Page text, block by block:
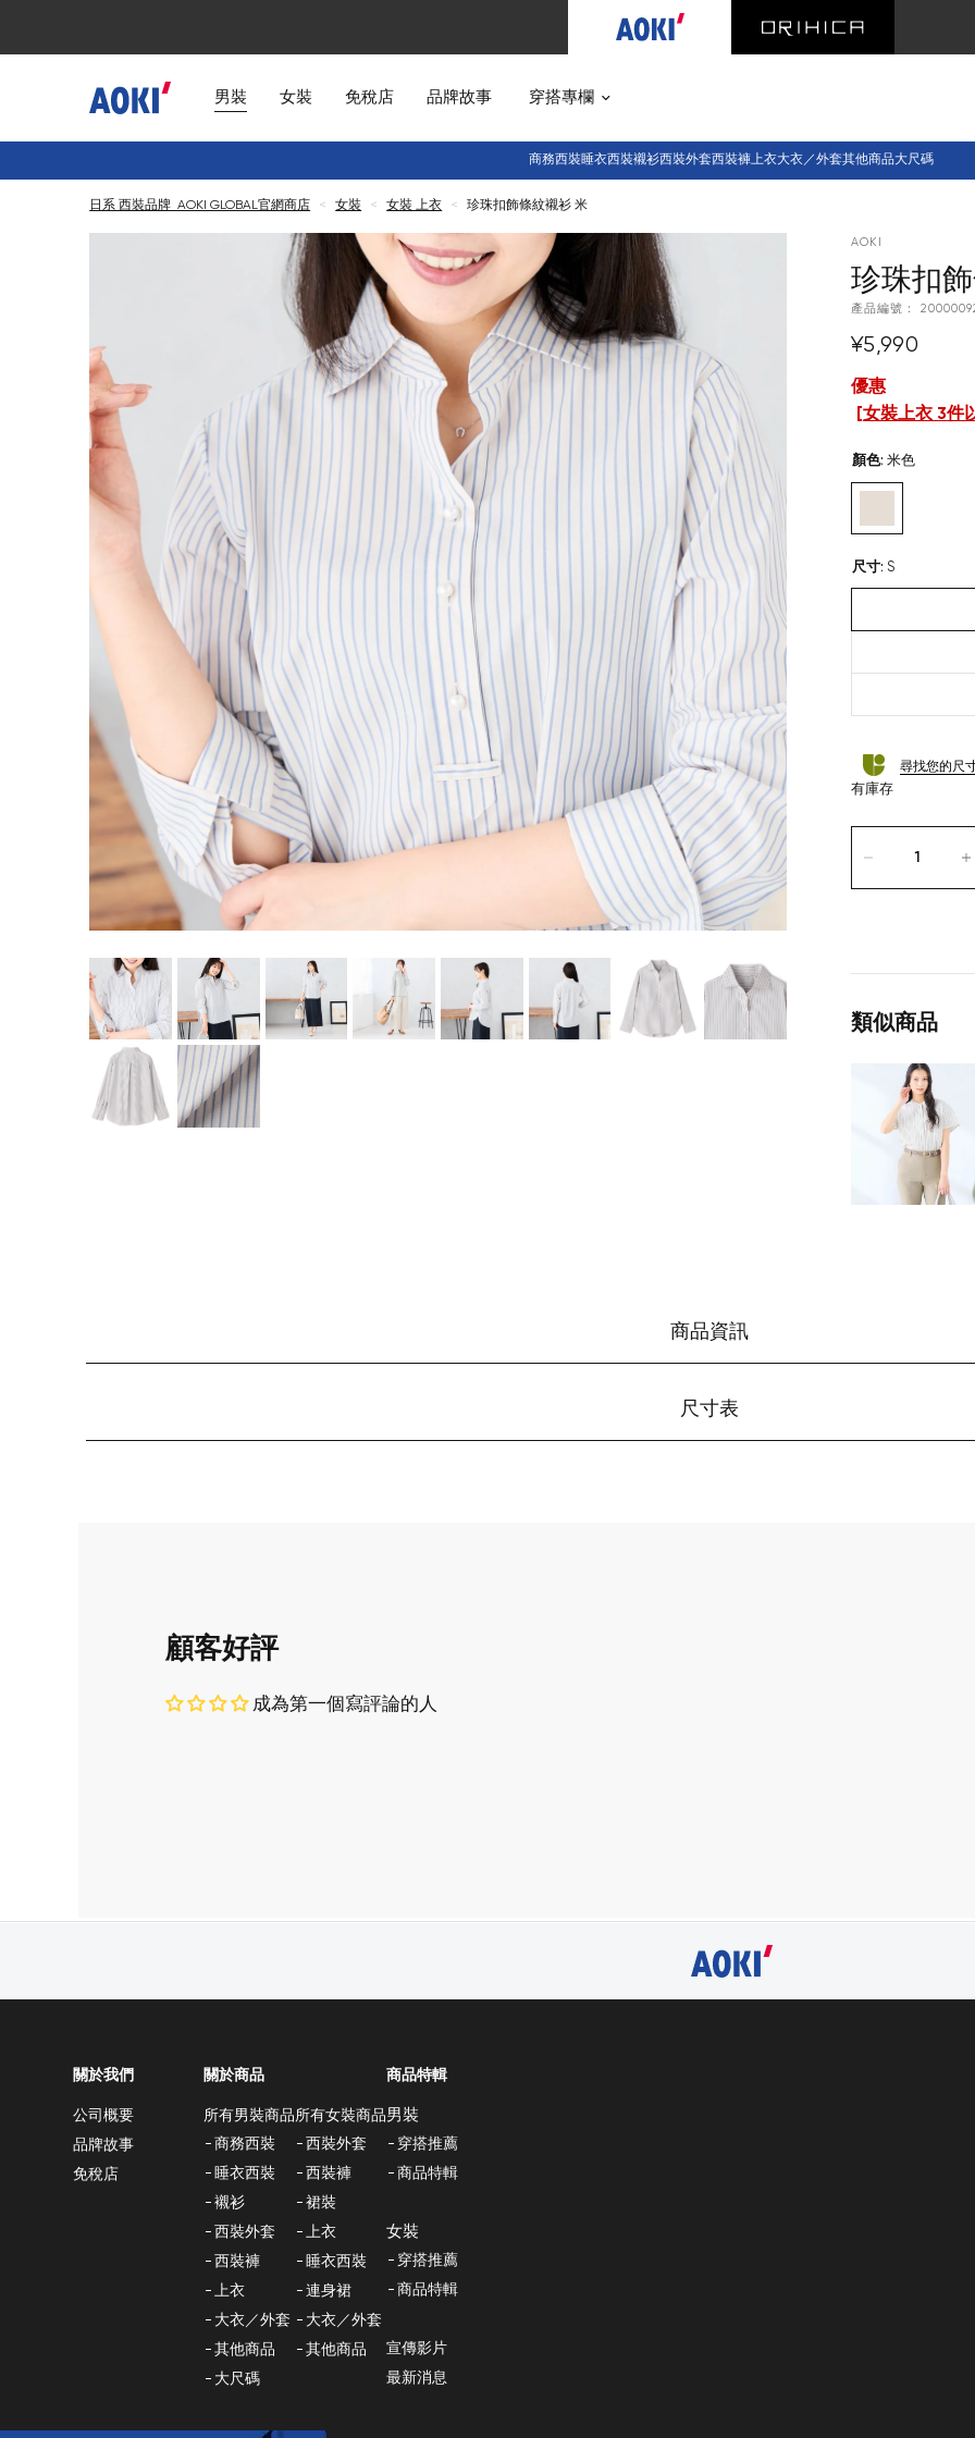
男裝 女裝 免稅店 品牌故事 穿搭專欄
商務西裝睡衣西裝襯衫西裝外套西裝褲上衣大衣／外套其他商品大尺碼
日系 西裝品牌 AOKI GLOBAL官網商店 < 女裝 < 女裝 上衣 < 珍珠扣飾條紋襯衫 米
AOKI
珍珠扣
產品編號：
¥5,990
優惠
女裝上衣 3件
顏色: 米色
尺寸: S
尋找您的尺
有庫存
類似商品
商品資訊
尺寸表
顧客好評
成為第一個寫評論的人
關於我們
公司概要
品牌故事
免稅店
關於商品
所有男裝商品
商務西裝
睡衣西裝
襯衫
西裝外套
西裝褲
上衣
大衣／外套
其他商品
大尺碼
所有女裝商品
西裝外套
西裝褲
裙裝
上衣
睡衣西裝
連身裙
大衣／外套
其他商品
商品特輯
男裝
穿搭推薦
商品特輯
女裝
穿搭推薦
商品特輯
宣傳影片
最新消息